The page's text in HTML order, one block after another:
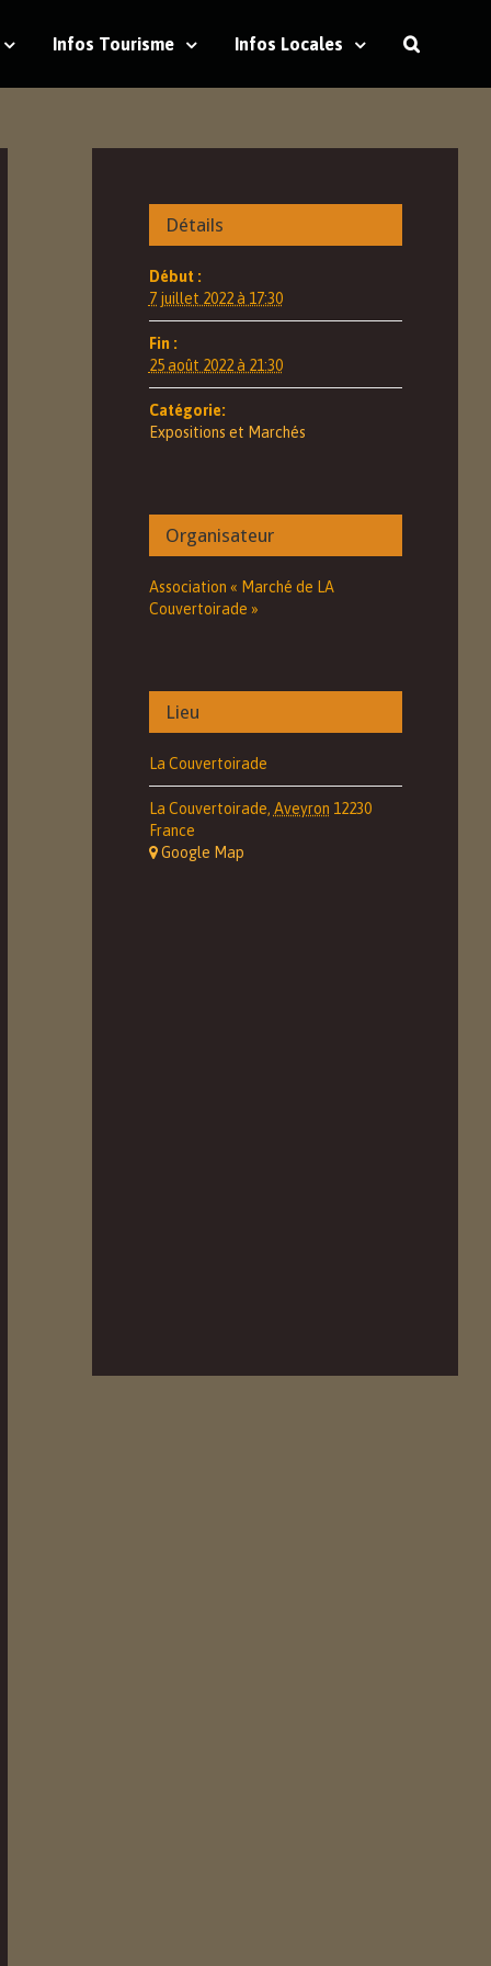
Infos Tourisme Infos Locales
Détails
Début :
7 juillet 2022 à 17:30
Fin :
25 août 2022 à 21:30
Catégorie:
Expositions et Marchés
Organisateur
Association « Marché de LA
Couvertoirade »
Lieu
La Couvertoirade
La Couvertoirade, Aveyron 12230
France
+ Google Map